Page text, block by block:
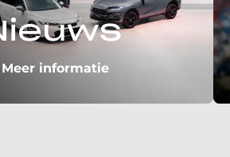
Meer informatie